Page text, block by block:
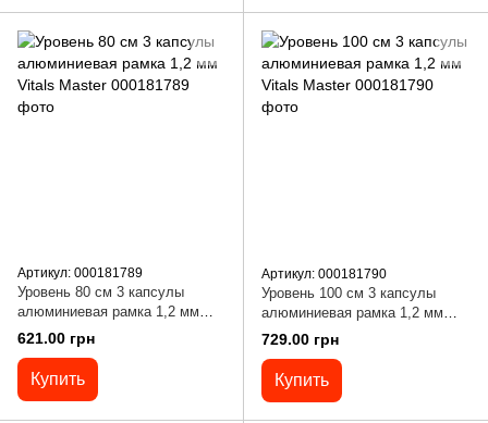
Артикул: 000181789
Уровень 80 см 3 капсулы
алюминиевая рамка 1,2 мм
Vitals Master
621.00 грн
Купить
Артикул: 000181790
Уровень 100 см 3 капсулы
алюминиевая рамка 1,2 мм
Vitals Master
729.00 грн
Купить